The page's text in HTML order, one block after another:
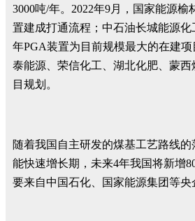
3000吨/年。2022年9月，国家能源榆
置建成打通流程；中石油长城能源化
年PGA装置为目前规模最大的在建项
泰能源、荣信化工、湖北化肥、蒙西
目规划。
随着我国自主研发的煤基工艺路线
能快速增长期，未来4年我国将新增
要来自中国石化、国家能源集团等央